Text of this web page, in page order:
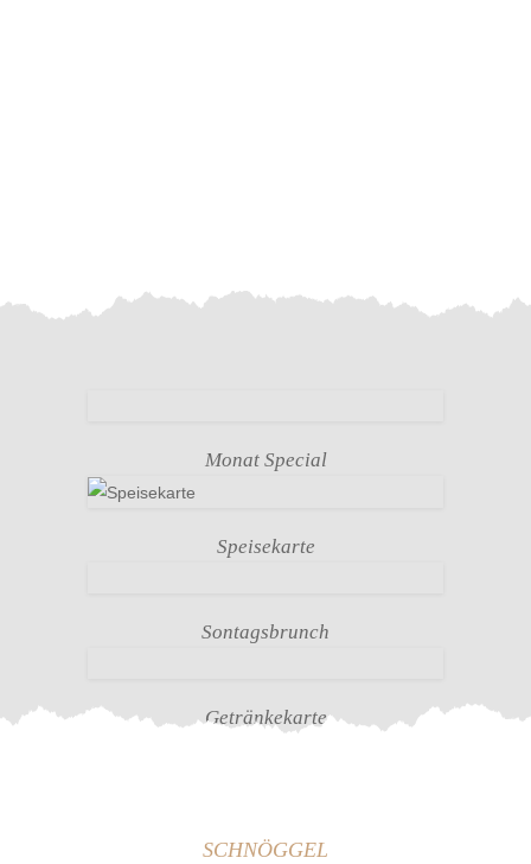
Monat Special
Speisekarte
Sontagsbrunch
Getränkekarte
SCHNÖGGEL